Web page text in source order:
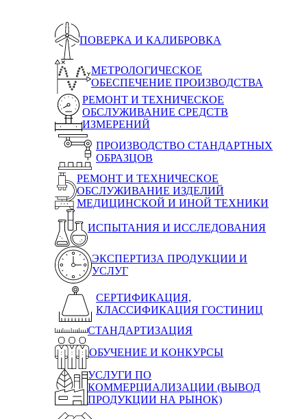
ПОВЕРКА И КАЛИБРОВКА
МЕТРОЛОГИЧЕСКОЕ
ОБЕСПЕЧЕНИЕ ПРОИЗВОДСТВА
РЕМОНТ И ТЕХНИЧЕСКОЕ
ОБСЛУЖИВАНИЕ СРЕДСТВ
ИЗМЕРЕНИЙ
ПРОИЗВОДСТВО СТАНДАРТНЫХ
ОБРАЗЦОВ
РЕМОНТ И ТЕХНИЧЕСКОЕ
ОБСЛУЖИВАНИЕ ИЗДЕЛИЙ
МЕДИЦИНСКОЙ И ИНОЙ ТЕХНИКИ
ИСПЫТАНИЯ И ИССЛЕДОВАНИЯ
ЭКСПЕРТИЗА ПРОДУКЦИИ И
УСЛУГ
СЕРТИФИКАЦИЯ,
КЛАССИФИКАЦИЯ ГОСТИНИЦ
СТАНДАРТИЗАЦИЯ
ОБУЧЕНИЕ И КОНКУРСЫ
УСЛУГИ ПО
КОММЕРЦИАЛИЗАЦИИ (ВЫВОД
ПРОДУКЦИИ НА РЫНОК)